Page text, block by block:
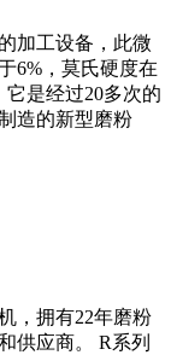
加工设备，此微
6%，莫氏硬度在
是经过20多次的
造的新型磨粉
，拥有22年磨粉
供应商。 R系列